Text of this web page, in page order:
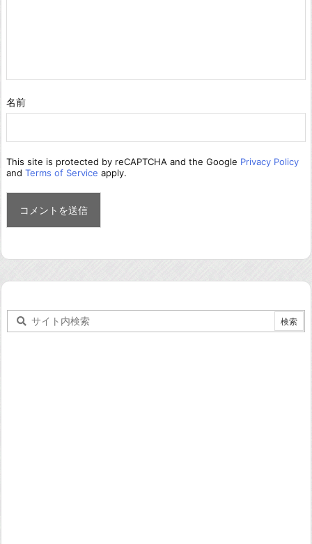
名前
This site is protected by reCAPTCHA and the Google Privacy Policy
and Terms of Service apply.